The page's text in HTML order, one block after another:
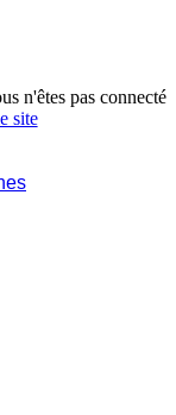
n'êtes pas connecté
site